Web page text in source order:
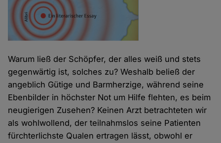
Warum ließ der Schöpfer, der alles weiß und stets
gegenwärtig ist, solches zu? Weshalb beließ der
angeblich Gütige und Barmherzige, während seine
Ebenbilder in höchster Not um Hilfe flehten, es beim
neugierigen Zusehen? Keinen Arzt betrachteten wir
als wohlwollend, der teilnahmslos seine Patienten
fürchterlichste Qualen ertragen lässt, obwohl er